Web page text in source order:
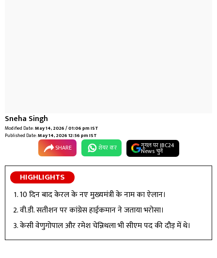
Sneha Singh
Modified Date:May 14, 2026 / 01:06 pm IST
Published Date:May 14, 2026 12:56 pm IST
SHARE शेयर कर गूगल पर IBC24
News चुनें
HIGHLIGHTS
10 दिन बाद केरल के नए मुख्यमंत्री के नाम का ऐलान।
वी.डी. सतीशन पर कांग्रेस हाईकमान ने जताया भरोसा।
केसी वेणुगोपाल और रमेश चेन्निथला भी सीएम पद की दौड़ में थे।